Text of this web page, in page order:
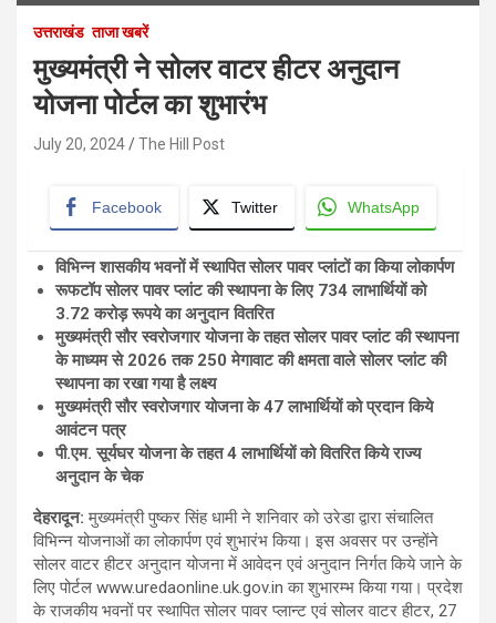
उत्तराखंड ताजा खबरें
मुख्यमंत्री ने सोलर वाटर हीटर अनुदान
योजना पोर्टल का शुभारंभ
July 20, 2024 The Hill Post
Facebook Twitter WhatsApp
विभिन्न शासकीय भवनों में स्थापित सोलर पावर प्लांटों का किया लोकार्पण
रूफटॉप सोलर पावर प्लांट की स्थापना के लिए 734 लाभार्थियों को
3.72 करोड़ रूपये का अनुदान वितरित
मुख्यमंत्री सौर स्वरोजगार योजना के तहत सोलर पावर प्लांट की स्थापना
के माध्यम से 2026 तक 250 मेगावाट की क्षमता वाले सोलर प्लांट की
स्थापना का रखा गया है लक्ष्य
मुख्यमंत्री सौर स्वरोजगार योजना के 47 लाभार्थियों को प्रदान किये
आवंटन पत्र
पी.एम. सूर्यघर योजना के तहत 4 लाभार्थियों को वितरित किये राज्य
अनुदान के चेक
देहरादून: मुख्यमंत्री पुष्कर सिंह धामी ने शनिवार को उरेडा द्वारा संचालित
विभिन्न योजनाओं का लोकार्पण एवं शुभारंभ किया। इस अवसर पर उन्होंने
सोलर वाटर हीटर अनुदान योजना में आवेदन एवं अनुदान निर्गत किये जाने के
लिए पोर्टल www.uredaonline.uk.gov.in का शुभारम्भ किया गया। प्रदेश
के राजकीय भवनों पर स्थापित सोलर पावर प्लान्ट एवं सोलर वाटर हीटर, 27